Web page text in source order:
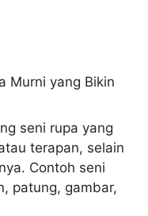
seni rupa yang
terapan, selain
Contoh seni
patung, gambar,